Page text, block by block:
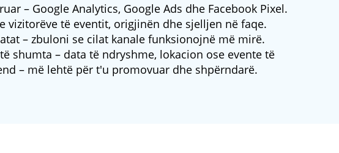
– Google Analytics, Google Ads dhe Facebook Pixel.
vizitorëve të eventit, origjinën dhe sjelljen në faqe.
– zbuloni se cilat kanale funksionojnë më mirë.
shumta – data të ndryshme, lokacion ose evente të
– më lehtë për t'u promovuar dhe shpërndarë.